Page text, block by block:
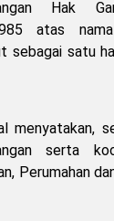
Hak
atas
sebagai satu
menyatakan,
serta
Perumahan